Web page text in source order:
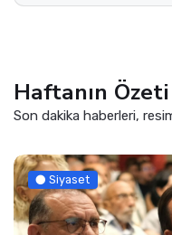
Haftanın Özeti
Son dakika haberleri,
Siyaset